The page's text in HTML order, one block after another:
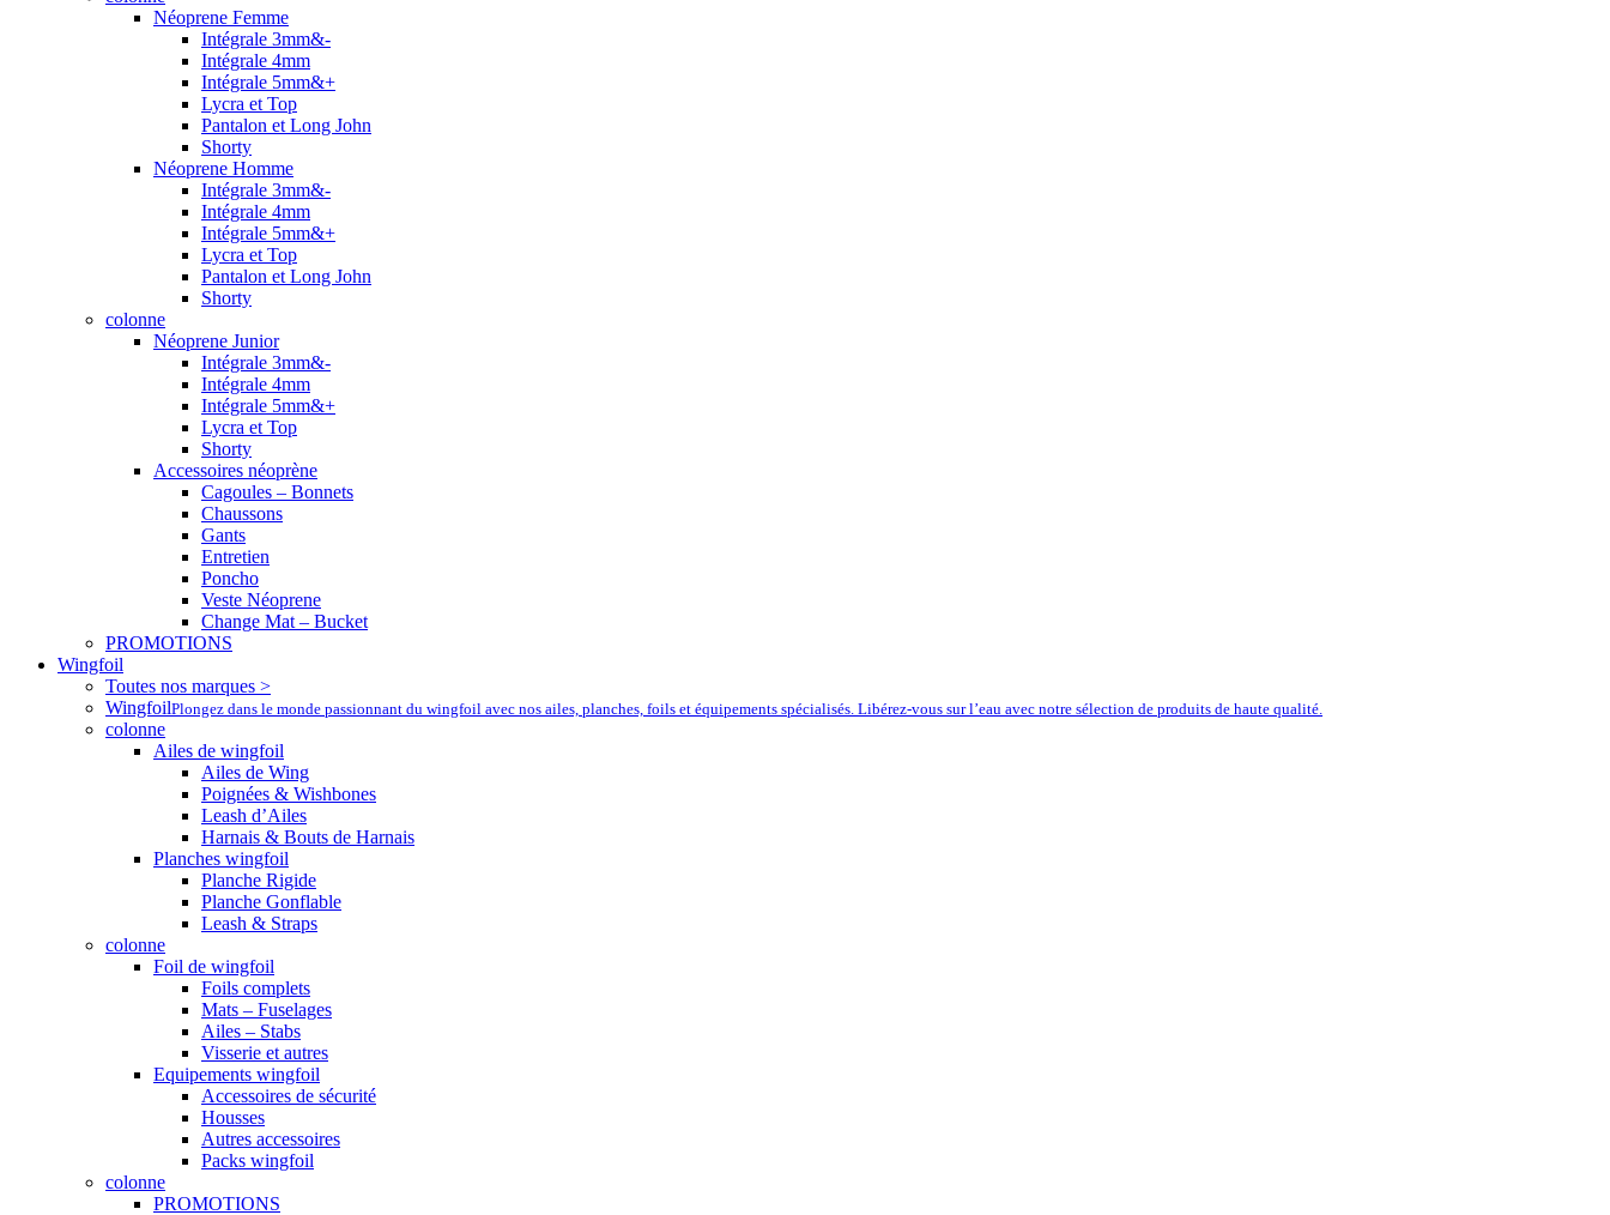
Néoprene Femme
Intégrale 3mm&-
Intégrale 4mm
Intégrale 5mm&+
Lycra et Top
Pantalon et Long John
Shorty
Néoprene Homme
Intégrale 3mm&-
Intégrale 4mm
Intégrale 5mm&+
Lycra et Top
Pantalon et Long John
Shorty
colonne
Néoprene Junior
Intégrale 3mm&-
Intégrale 4mm
Intégrale 5mm&+
Lycra et Top
Shorty
Accessoires néoprène
Cagoules – Bonnets
Chaussons
Gants
Entretien
Poncho
Veste Néoprene
Change Mat – Bucket
PROMOTIONS
Wingfoil
Toutes nos marques >
WingfoilPlongez dans le monde passionnant du wingfoil avec nos ailes, planches, foils et équipements spécialisés. Libérez-vous sur l’eau avec notre sélection de produits de haute qualité.
colonne
Ailes de wingfoil
Ailes de Wing
Poignées & Wishbones
Leash d’Ailes
Harnais & Bouts de Harnais
Planches wingfoil
Planche Rigide
Planche Gonflable
Leash & Straps
colonne
Foil de wingfoil
Foils complets
Mats – Fuselages
Ailes – Stabs
Visserie et autres
Equipements wingfoil
Accessoires de sécurité
Housses
Autres accessoires
Packs wingfoil
colonne
PROMOTIONS